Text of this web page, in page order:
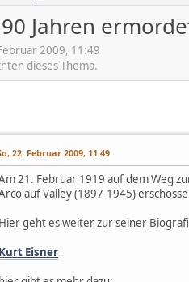
Jahren
2009, 11:49
dieses Thema.
22. Februar 2009, 11:49
21. Februar 1919 auf dem Weg
auf Valley (1897-1945)
Hier geht es weiter zur seiner
Kurt Eisner